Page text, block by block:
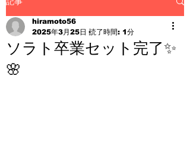
ソラト卒業セット完了✨
🌸
hiramoto56
2025年3月25日 読了時間: 1分